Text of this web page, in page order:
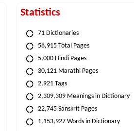
Statistics
71 Dictionaries
58,915 Total Pages
5,000 Hindi Pages
30,121 Marathi Pages
2,921 Tags
2,309,309 Meanings in Dictionary
22,745 Sanskrit Pages
1,153,927 Words in Dictionary